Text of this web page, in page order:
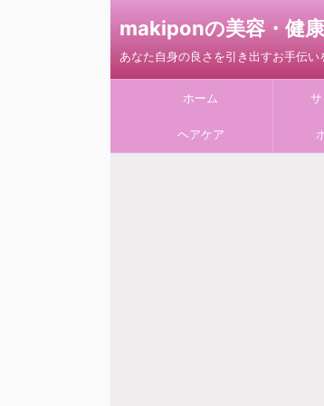
makiponの美容・健
あなた自身の良さを引き出すお手伝い
ホーム
ヘアケア